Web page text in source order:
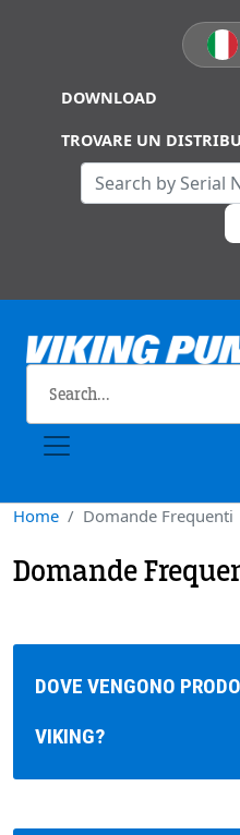
DOWNLOAD
TROVARE UN
Home Domande Frequenti
Domande
DOVE VENGONO
VIKING?